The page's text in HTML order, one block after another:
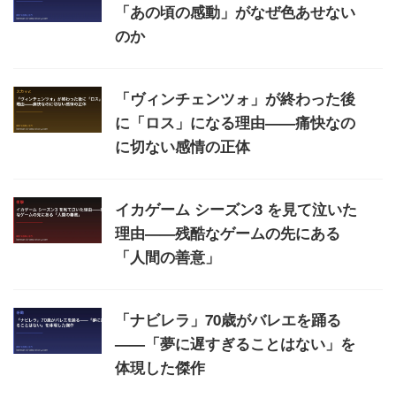
「あの頃の感動」がなぜ色あせない
のか
「ヴィンチェンツォ」が終わった後
に「ロス」になる理由——痛快なの
に切ない感情の正体
イカゲーム シーズン3 を見て泣いた
理由——残酷なゲームの先にある
「人間の善意」
「ナビレラ」70歳がバレエを踊る
——「夢に遅すぎることはない」を
体現した傑作